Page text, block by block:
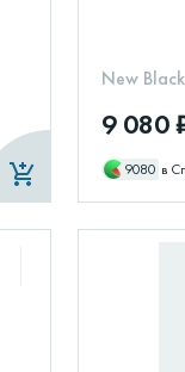
New Black
9 080
9080 в